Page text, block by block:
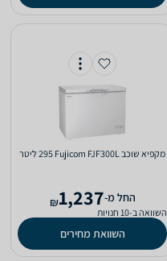
מקפיא ‏שוכב Fujicom FJF300L ‏295 ‏ליטר
‫החל מ-1,237
₪
השוואה ב-10 חנויות
השוואת מחירים